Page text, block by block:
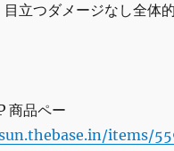
ン
ネ
イ
立つダメージなし全体
商品ペー
items/